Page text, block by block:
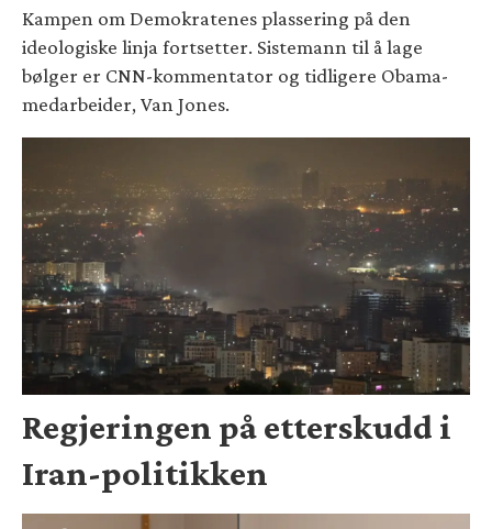
Kampen om Demokratenes plassering på den
ideologiske linja fortsetter. Sistemann til å lage
bølger er CNN-kommentator og tidligere Obama-
medarbeider, Van Jones.
Regjeringen på etterskudd i
Iran-politikken